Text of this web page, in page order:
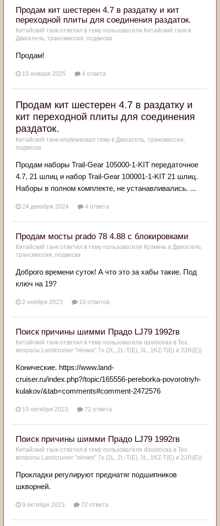
Продам кит шестерен 4.7 в раздатку и кит
переходной плиты для соединения раздаток.
Китайский танк ответил в тему пользователя Китайский танк в
Двигатель, трансмиссия, подвеска
Продам!
15 января 2025 4 ответа
Продам кит шестерен 4.7 в раздатку и
кит переходной плиты для соединения
раздаток.
Китайский танк опубликовал тему в Двигатель, трансмиссия,
подвеска
Продам наборы Trail-Gear 105000-1-KIT передаточное
4.7, 21 шлиц и набор Trail-Gear 100001-1-KIT 21 шлиц.
Наборы в полном комплекте, не устанавливались. ...
24 декабря 2024 4 ответа
Продам мосты prado 78 4.88 с блокировками
Китайский танк ответил в тему пользователя Кузмичь в Двигатель,
трансмиссия, подвеска
Доброго времени суток! А что это за хабы такие. Под
ключ на 19?
2 ноября 2023 10 ответов
Поиск причины шимми Прадо LJ79 1992гв
Китайский танк ответил в тему пользователя davidovaa в Тех.
вопросы Landcruiser "лёгких" 7x (2L, 2L-T(Е), 3L, 1KZ-T(E) и 22R(Е))
Конические. https://www.land-
cruiser.ru/index.php?/topic/165556-pereborka-povorotnyh-
kulakov/&tab=comments#comment-2472576
10 октября 2023 72 ответа
Поиск причины шимми Прадо LJ79 1992гв
Китайский танк ответил в тему пользователя davidovaa в Тех.
вопросы Landcruiser "лёгких" 7x (2L, 2L-T(Е), 3L, 1KZ-T(E) и 22R(Е))
Прокладки регулируют преднатяг подшипников
шкворней.
9 октября 2023 72 ответа